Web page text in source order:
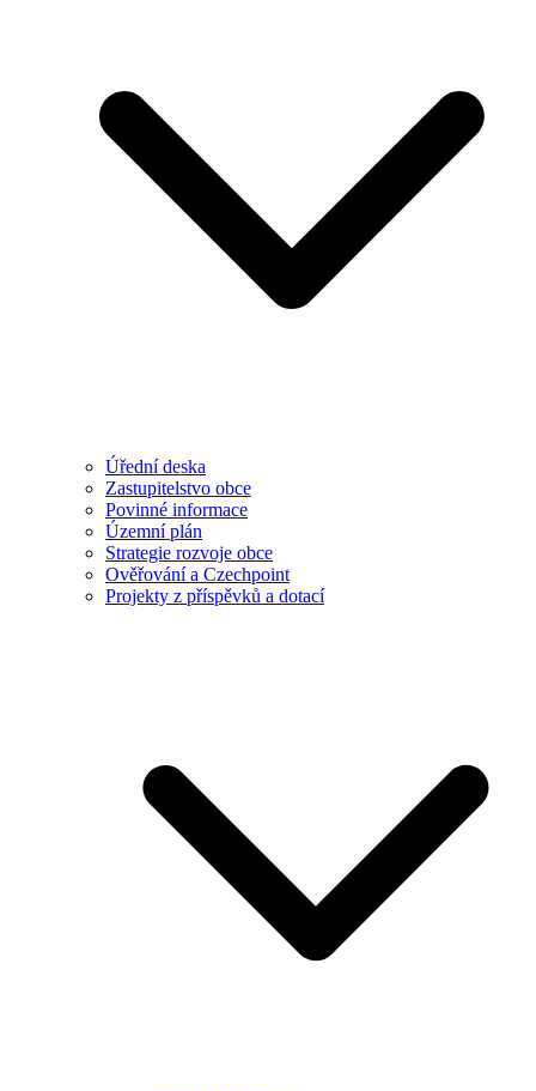
Úřední deska
Zastupitelstvo obce
Povinné informace
Územní plán
Strategie rozvoje obce
Ověřování a Czechpoint
Projekty z příspěvků a dotací